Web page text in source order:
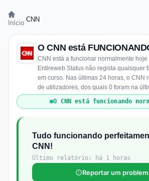
Início CNN
O CNN está
CNN está a funcionar normalmente hoje
Entireweb Status não regista quaisquer
em curso. Nas últimas 24 horas, o CNN
de utilizadores, dos quais 0 foram na
O CNN está funcionando
Tudo funcionando
CNN!
Último relatório: há 1 horas
Reportar um